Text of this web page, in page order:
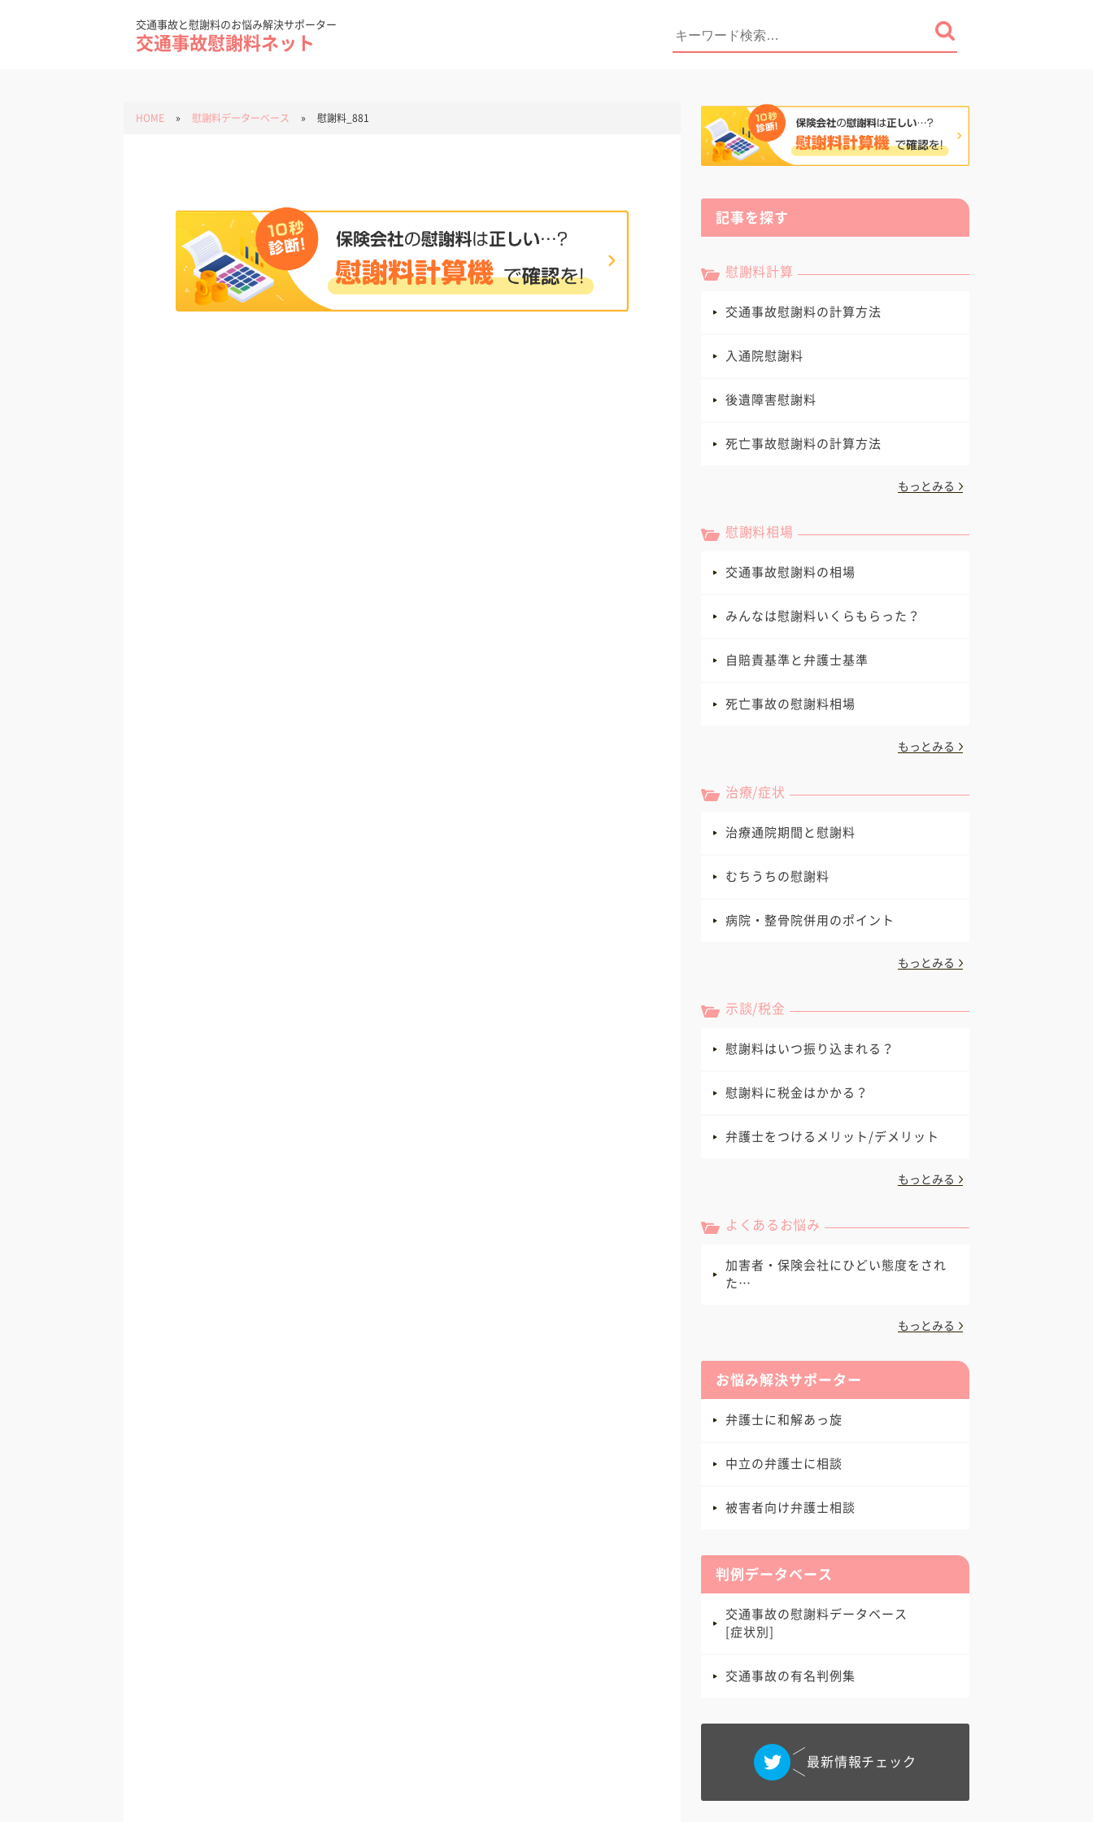
交通事故と慰謝料のお悩み解決サポーター
交通事故慰謝料ネット
HOME » 慰謝料データーベース » 慰謝料_881
記事を探す
慰謝料計算
交通事故慰謝料の計算方法
入通院慰謝料
後遺障害慰謝料
死亡事故慰謝料の計算方法
もっとみる
慰謝料相場
交通事故慰謝料の相場
みんなは慰謝料いくらもらった？
自賠責基準と弁護士基準
死亡事故の慰謝料相場
もっとみる
治療/症状
治療通院期間と慰謝料
むちうちの慰謝料
病院・整骨院併用のポイント
もっとみる
示談/税金
慰謝料はいつ振り込まれる？
慰謝料に税金はかかる？
弁護士をつけるメリット/デメリット
もっとみる
よくあるお悩み
加害者・保険会社にひどい態度をされ
た…
もっとみる
お悩み解決サポーター
弁護士に和解あっ旋
中立の弁護士に相談
被害者向け弁護士相談
判例データベース
交通事故の慰謝料データベース
[症状別]
交通事故の有名判例集
最新情報チェック